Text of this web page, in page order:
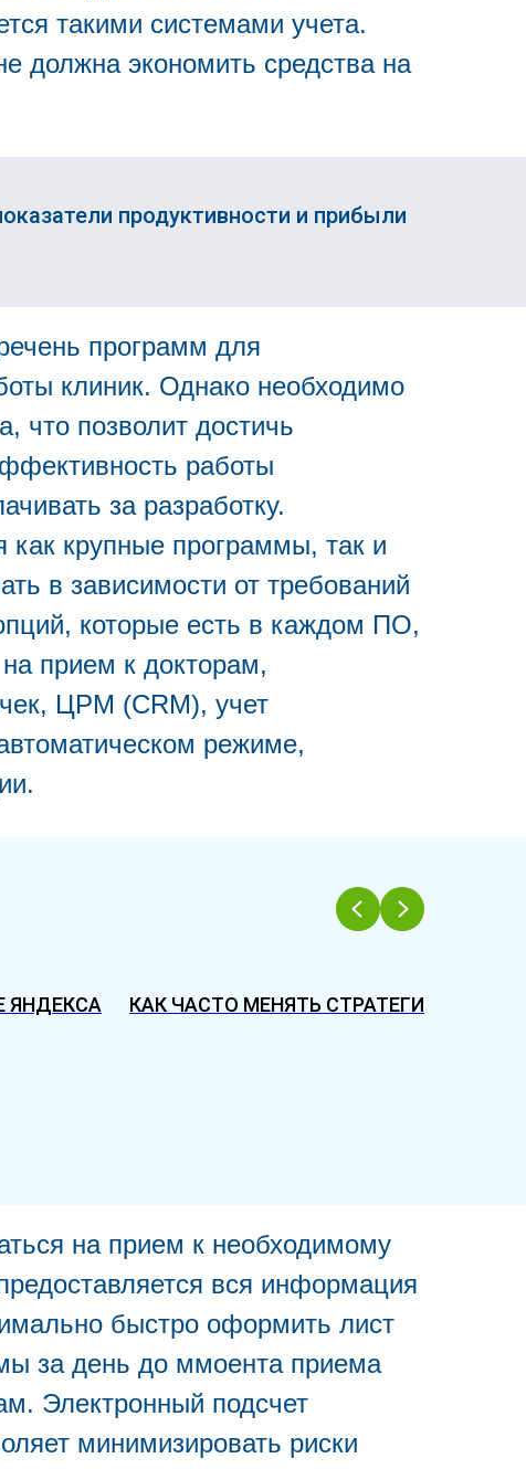
такими системами учета.
должна экономить средства на
продуктивности и прибыли
программ для
клиник. Однако необходимо
что позволит достичь
работы
за разработку.
как крупные программы, так и
в зависимости от требований
которые есть в каждом ПО,
прием к докторам,
ЦРМ (CRM), учет
режиме,
ЯНДЕКСА КАК ЧАСТО МЕНЯТЬ СТРАТЕГИЮ СЕО
на прием к необходимому
вся информация
быстро оформить лист
за день до ммоента приема
Электронный подсчет
минимизировать риски